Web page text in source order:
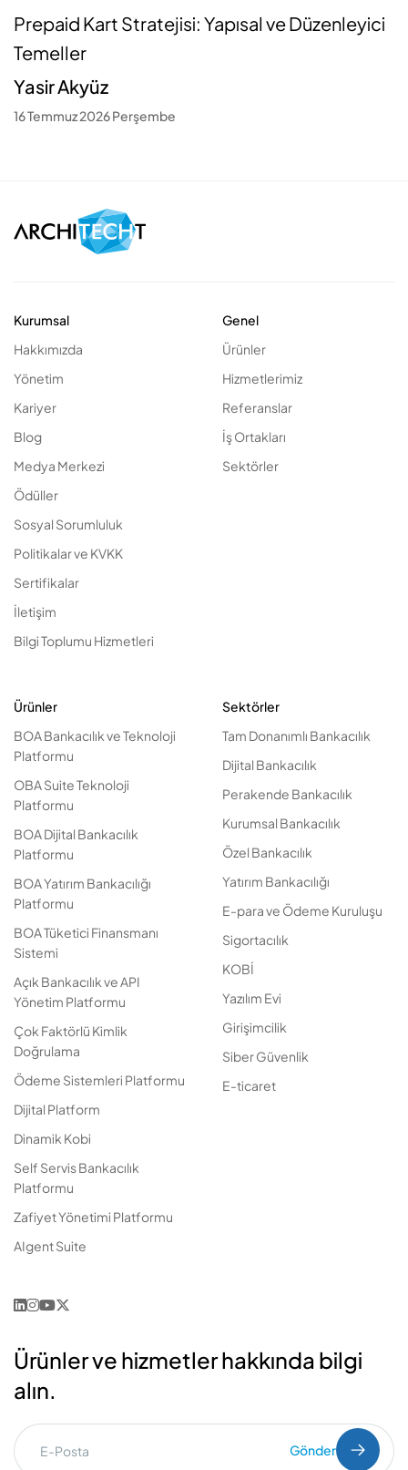
Prepaid Kart Stratejisi: Yapısal ve Düzenleyici
Temeller
Yasir Akyüz
16 Temmuz 2026 Perşembe
Kurumsal
Hakkımızda
Yönetim
Kariyer
Blog
Medya Merkezi
Ödüller
Sosyal Sorumluluk
Politikalar ve KVKK
Sertifikalar
İletişim
Bilgi Toplumu Hizmetleri
Genel
Ürünler
Hizmetlerimiz
Referanslar
İş Ortakları
Sektörler
Ürünler
BOA Bankacılık ve Teknoloji
Platformu
OBA Suite Teknoloji
Platformu
BOA Dijital Bankacılık
Platformu
BOA Yatırım Bankacılığı
Platformu
BOA Tüketici Finansmanı
Sistemi
Açık Bankacılık ve API
Yönetim Platformu
Çok Faktörlü Kimlik
Doğrulama
Ödeme Sistemleri Platformu
Dijital Platform
Dinamik Kobi
Self Servis Bankacılık
Platformu
Zafiyet Yönetimi Platformu
AIgent Suite
Sektörler
Tam Donanımlı Bankacılık
Dijital Bankacılık
Perakende Bankacılık
Kurumsal Bankacılık
Özel Bankacılık
Yatırım Bankacılığı
E-para ve Ödeme Kuruluşu
Sigortacılık
KOBİ
Yazılım Evi
Girişimcilik
Siber Güvenlik
E-ticaret
Ürünler ve hizmetler hakkında bilgi
alın.
Gönder